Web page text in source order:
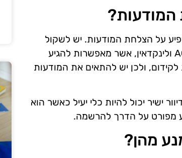
המודעות?
על הצלחת המודעות. יש לשקול
להשתמש ברשתות חברתיות כמו פייסבוק, אינסטרAGRAM ולינקדאין, אשר מאפשרות להגיע
ולכן יש להתאים את המודעות
ישיר יכול להיות כלי יעיל כאשר הוא
מפורט על הדרך להרשמה.
מהן?